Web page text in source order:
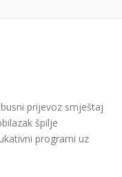
prijevoz smještaj
špilje
programi uz